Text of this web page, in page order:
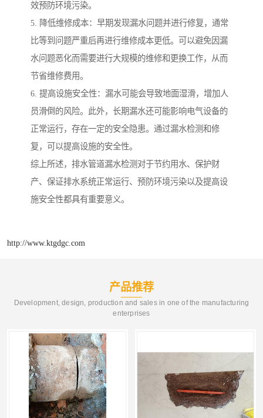
效预防环境污染。
5. 降低维修成本：早期发现漏水问题并进行修复，通常
比等到问题严重后再进行维修成本更低。可以避免因漏
水问题恶化而需要进行大规模的维修和更换工作，从而
节省维修费用。
6. 提高设施安全性：漏水可能会导致地面湿滑，增加人
员滑倒的风险。此外，长期漏水还可能影响电气设备的
正常运行，存在一定的安全隐患。通过漏水检测和修
复，可以提高设施的安全性。
综上所述，排水管道漏水检测对于节约用水、保护财
产、保证排水系统正常运行、预防环境污染以及提高设
施安全性都具有重要意义。
http://www.ktgdgc.com
产品推荐
Development, design, production and sales in one of the manufacturing
enterprises